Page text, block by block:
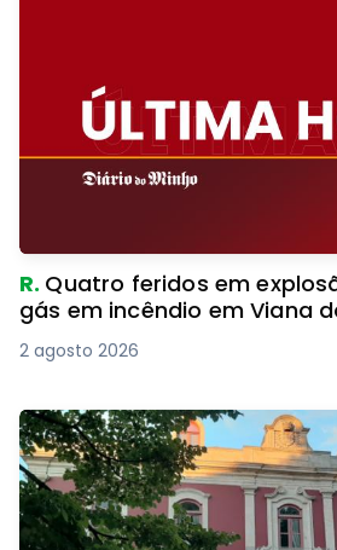
R. Quatro feridos em
gás em incêndio em Viana
2 agosto 2026